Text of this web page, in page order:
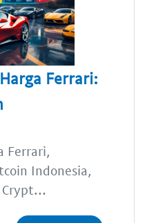
Ferrari:
Ferrari,
Indonesia,